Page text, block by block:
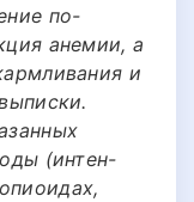
по-
анемии, а
и
(интен-